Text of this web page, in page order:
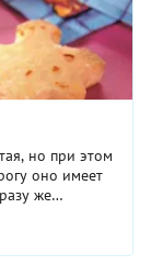
но при этом
оно имеет
же
изысканный
как на
если вы